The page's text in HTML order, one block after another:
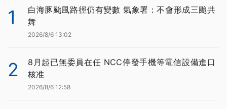
1
白海豚颱風路徑仍有變數 氣象署：不會形成三颱共
舞
2026/8/6 13:02
2
8月起已無委員在任 NCC停發手機等電信設備進口
核准
2026/8/6 12:58